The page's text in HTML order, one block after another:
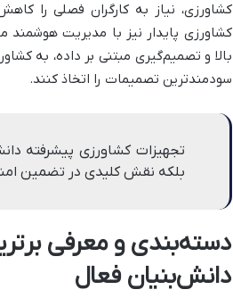
کشاورزی، نیاز به کارگران فصلی را
کشاورزی پایدار نیز با مدیریت
بالا و تصمیم‌گیری مبتنی بر داده، به
سودمندترین تصمیمات را اتخاذ کنند.
تجهیزات کشاورزی پیشرفته
بلکه نقش کلیدی در تضمین
دسته‌بندی و معرفی
دانش‌بنیان فعال